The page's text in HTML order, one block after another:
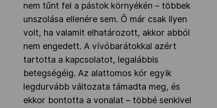
nem tűnt fel a pástok környékén – többek
unszolása ellenére sem. Ő már csak ilyen
volt, ha valamit elhatározott, akkor abból
nem engedett. A vívóbarátokkal azért
tartotta a kapcsolatot, legalábbis
betegségéig. Az alattomos kór egyik
legdurvább változata támadta meg, és
ekkor bontotta a vonalat – többé senkivel